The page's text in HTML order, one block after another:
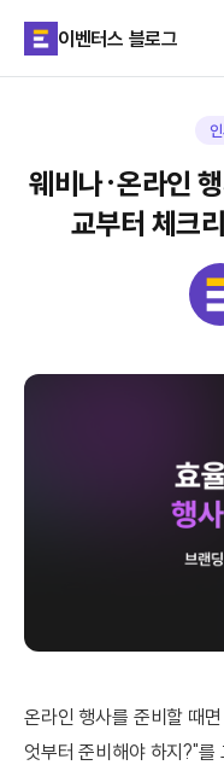
이벤터스 블로그
웨비나·온라인
교부터 체크
온라인 행사를 준비할 때
엇부터 준비해야 하지?"